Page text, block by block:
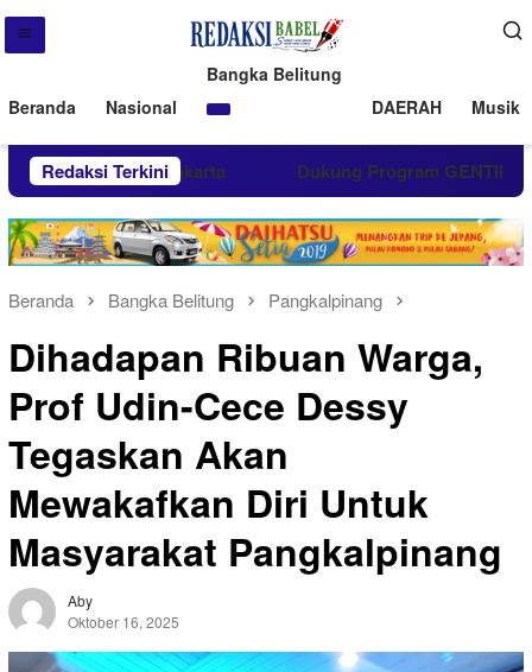
Beranda Nasional
Bangka Belitung
DAERAH
Musik
Redaksi Terkini
Darah di Jakarta Dukung Program GENTING, PT
Beranda Bangka Belitung Pangkalpinang
Dihadapan Ribuan Warga,
Prof Udin-Cece Dessy
Tegaskan Akan
Mewakafkan Diri Untuk
Masyarakat Pangkalpinang
Aby
Oktober 16, 2025